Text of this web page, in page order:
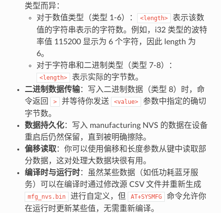
类型而异：
对于数值类型（类型 1-6）：
<length>
表示该数
值的字符串表示的字符数。例如，i32 类型的波特
率值 115200 显示为 6 个字符，因此 length 为
6。
对于字符串和二进制类型（类型 7-8）：
<length>
表示实际的字节数。
二进制数据传输：写入二进制数据（类型 8）时，命
令返回
> 并等待你发送 <value>
参数中指定的确切
字节数。
数据持久化：写入 manufacturing NVS 的数据在设备
重启后仍然保留，直到被明确擦除。
偏移读取：你可以使用偏移和长度参数从键中读取部
分数据，这对处理大数据块很有用。
编译时与运行时：虽然某些数据（如低功耗蓝牙服
务）可以在编译时通过修改源 CSV 文件并重新生成
mfg_nvs.bin 进行自定义，但 AT+SYSMFG
命令允许你
在运行时更新某些值，无需重新编译。